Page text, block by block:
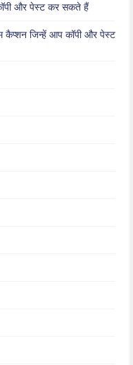
और पेस्ट कर सकते हैं
कैप्शन जिन्हें आप कॉपी और पेस्ट